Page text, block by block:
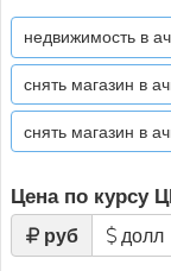
недвижимость в
снять магазин в
снять магазин в
Цена по курсу
руб долл